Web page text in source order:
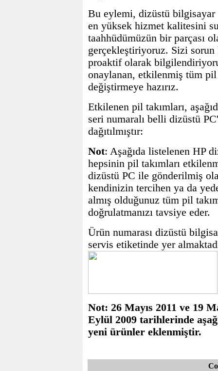
Bu eylemi, dizüstü
en yüksek hizmet kalitesini
taahhüdümüzün bir parçası
gerçekleştiriyoruz. Sizi sorun
proaktif olarak
onaylanan, etkilenmiş tüm pil
değiştirmeye hazırız.
Etkilenen pil takımları,
seri numaralı belli dizüstü
dağıtılmıştır:
Not: Aşağıda listelenen HP
hepsinin pil takımları
dizüstü PC ile gönderilmiş
kendinizin tercihen ya da
almış olduğunuz tüm pil
doğrulatmanızı tavsiye eder.
Ürün numarası dizüstü
servis etiketinde yer
Not: 26 Mayıs 2011 ve 19
Eylül 2009 tarihlerinde
yeni ürünler eklenmiştir.